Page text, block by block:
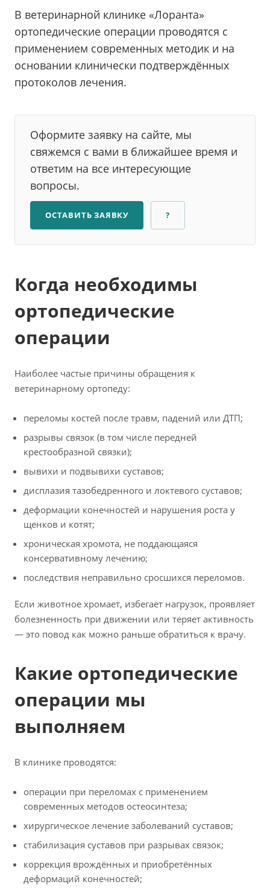
В ветеринарной клинике «Лоранта»
ортопедические операции проводятся с
применением современных методик и на
основании клинически подтверждённых
протоколов лечения.
Оформите заявку на сайте, мы
свяжемся с вами в ближайшее время и
ответим на все интересующие
вопросы.
ОСТАВИТЬ ЗАЯВКУ ?
Когда необходимы
ортопедические
операции
Наиболее частые причины обращения к
ветеринарному ортопеду:
переломы костей после травм, падений или ДТП;
разрывы связок (в том числе передней
крестообразной связки);
вывихи и подвывихи суставов;
дисплазия тазобедренного и локтевого суставов;
деформации конечностей и нарушения роста у
щенков и котят;
хроническая хромота, не поддающаяся
консервативному лечению;
последствия неправильно сросшихся переломов.
Если животное хромает, избегает нагрузок, проявляет
болезненность при движении или теряет активность
— это повод как можно раньше обратиться к врачу.
Какие ортопедические
операции мы
выполняем
В клинике проводятся:
операции при переломах с применением
современных методов остеосинтеза;
хирургическое лечение заболеваний суставов;
стабилизация суставов при разрывах связок;
коррекция врождённых и приобретённых
деформаций конечностей;